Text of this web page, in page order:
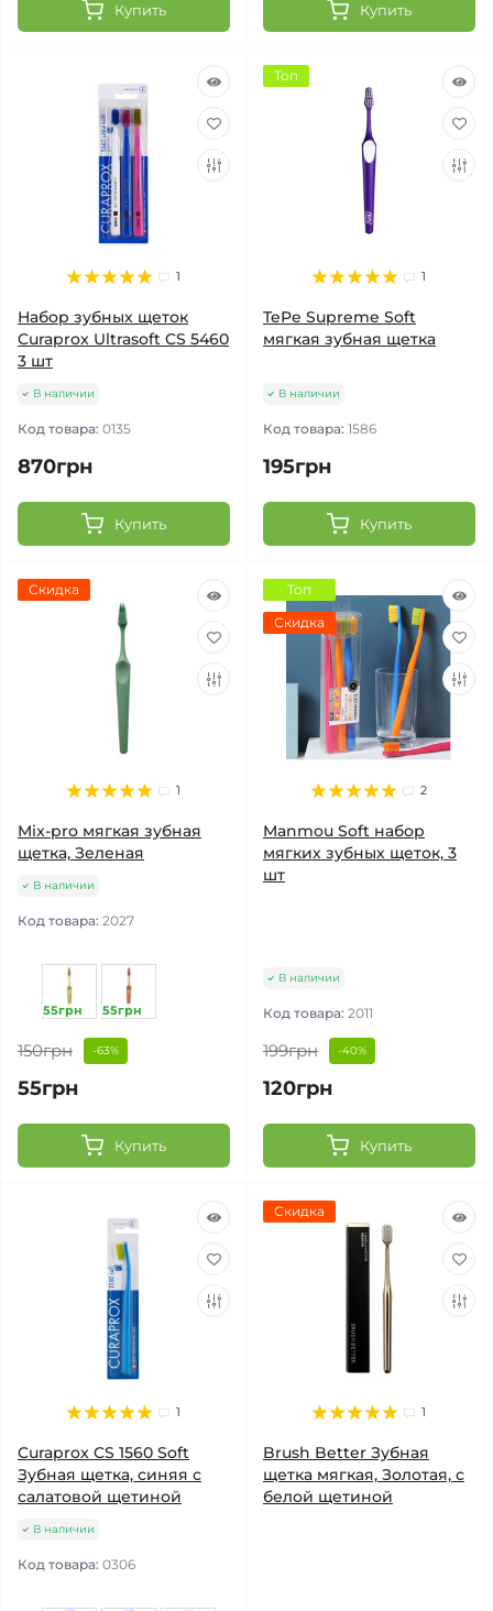
Купить Купить
1
Набор зубных щеток
Curaprox Ultrasoft CS 5460
3 шт
В наличии
Код товара: 0135
870грн
Купить
Топ
1
TePe Supreme Soft
мягкая зубная щетка
В наличии
Код товара: 1586
195грн
Купить
Скидка
1
Mix-pro мягкая зубная
щетка, Зеленая
В наличии
Код товара: 2027
55грн 55грн
150грн -63%
55грн
Купить
Топ
Скидка
2
Manmou Soft набор
мягких зубных щеток, 3
шт
В наличии
Код товара: 2011
199грн -40%
120грн
Купить
1
Curaprox CS 1560 Soft
Зубная щетка, синяя с
салатовой щетиной
В наличии
Код товара: 0306
Скидка
1
Brush Better Зубная
щетка мягкая, Золотая, с
белой щетиной